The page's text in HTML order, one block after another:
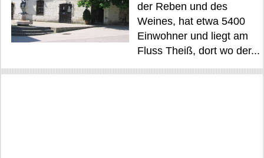
der Reben und des
Weines, hat etwa 5400
Einwohner und liegt am
Fluss Theiß, dort wo der...